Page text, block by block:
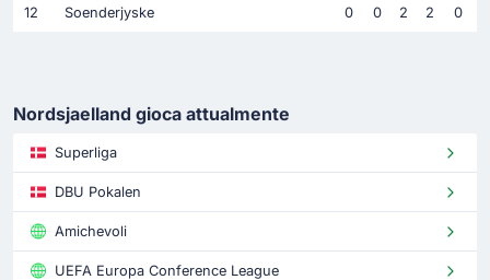
12 Soenderjyske 0 0 2 2 0
Nordsjaelland gioca attualmente
Superliga
DBU Pokalen
Amichevoli
UEFA Europa Conference League